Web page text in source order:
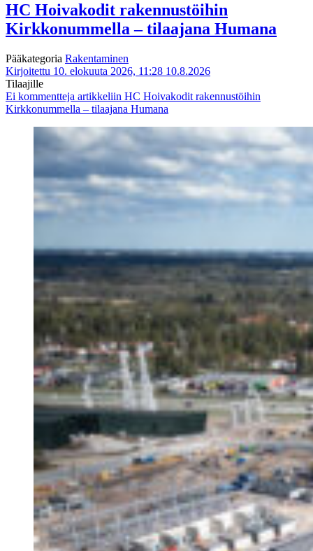
HC Hoivakodit rakennustöihin
Kirkkonummella – tilaajana Humana
Pääkategoria Rakentaminen
Kirjoitettu 10. elokuuta 2026, 11:28 10.8.2026
Tilaajille
Ei kommentteja artikkeliin HC Hoivakodit rakennustöihin
Kirkkonummella – tilaajana Humana